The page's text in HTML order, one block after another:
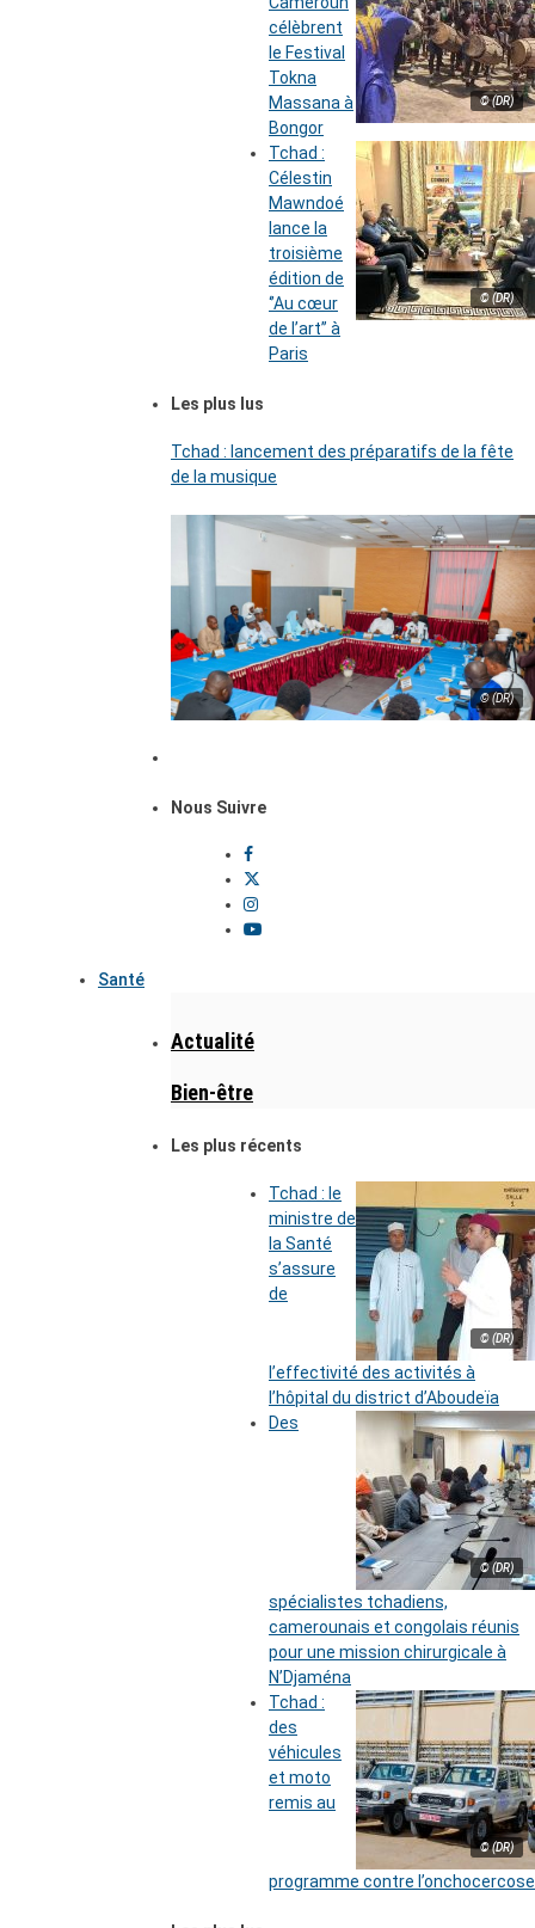
© (DR)
célèbrent
le Festival
Tokna
Massana à
Bongor
© (DR)
Tchad :
Célestin
Mawndoé
lance la
troisième
édition de
‘’Au cœur
de l’art’’ à
Paris
Les plus lus
Tchad : lancement des préparatifs de la fête
de la musique
© (DR)
Nous Suivre
Santé
Actualité
Bien-être
Les plus récents
© (DR)
Tchad : le
ministre de
la Santé
s’assure
de
l’effectivité des activités à
l’hôpital du district d’Aboudeïa
© (DR)
Des
spécialistes tchadiens,
camerounais et congolais réunis
pour une mission chirurgicale à
N’Djaména
© (DR)
Tchad :
des
véhicules
et moto
remis au
programme contre l’onchocercose